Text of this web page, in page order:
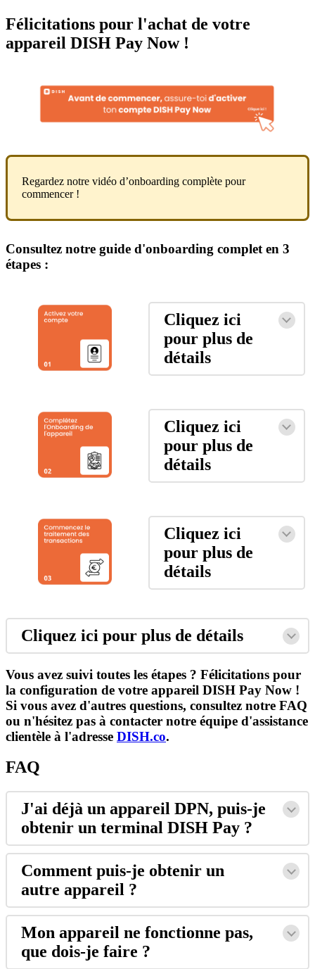
Félicitations pour l'achat de votre
appareil DISH Pay Now !
Regardez notre vidéo d’onboarding complète pour
commencer !
Consultez notre guide d'onboarding complet en 3
étapes :
Cliquez ici
pour plus de
détails
Cliquez ici
pour plus de
détails
Cliquez ici
pour plus de
détails
Cliquez ici pour plus de détails
Vous avez suivi toutes les étapes ? Félicitations pour
la configuration de votre appareil DISH Pay Now !
Si vous avez d'autres questions, consultez notre FAQ
ou n'hésitez pas à contacter notre équipe d'assistance
clientèle à l'adresse DISH.co.
FAQ
J'ai déjà un appareil DPN, puis-je
obtenir un terminal DISH Pay ?
Comment puis-je obtenir un
autre appareil ?
Mon appareil ne fonctionne pas,
que dois-je faire ?